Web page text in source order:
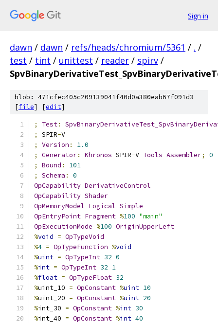
Sign in
dawn / dawn / refs/heads/chromium/5361 / . /
test / tint / unittest / reader / spirv /
blob: 471cfec405c209139041f40d0a380eab67f091d3
[file] [edit]
; Test:
;
SPIR-V
;
Version :
1.0
;
Generator: Khronos SPIR-V Tools Assembler;
0
;
Bound :
101
;
Schema :
0
OpCapability DerivativeControl
OpCapability Shader
OpMemoryModel Logical Simple
OpEntryPoint Fragment %100 "main"
OpExecutionMode %100 OriginUpperLeft
%void = OpTypeVoid
%4 = OpTypeFunction %void
%uint = OpTypeInt 32 0
%int = OpTypeInt 32 1
%float = OpTypeFloat 32
%uint_10 = OpConstant %uint 10
%uint_20 = OpConstant %uint 20
%int_30 = OpConstant %int 30
%int_40 = OpConstant %int 40